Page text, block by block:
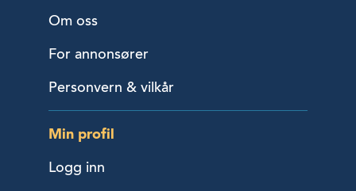
Om oss
For annonsører
Personvern & vilkår
Min profil
Logg inn